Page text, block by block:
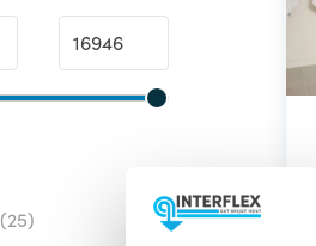
(25)